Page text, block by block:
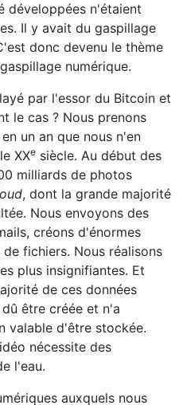
développées n'étaient
Il y avait du gaspillage
donc devenu le thème
numérique.
par l'essor du Bitcoin et
le cas ? Nous prenons
un an que nous n'en
XXe siècle. Au début des
milliards de photos
, dont la grande majorité
Nous envoyons des
créons d'énormes
fichiers. Nous réalisons
plus insignifiantes. Et
de ces données
être créée et n'a
valable d'être stockée.
nécessite des
l'eau.
auxquels nous